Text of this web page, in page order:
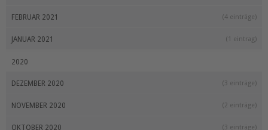
FEBRUAR 2021 (4 einträge)
JANUAR 2021 (1 eintrag)
2020
DEZEMBER 2020 (3 einträge)
NOVEMBER 2020 (2 einträge)
OKTOBER 2020 (3 einträge)